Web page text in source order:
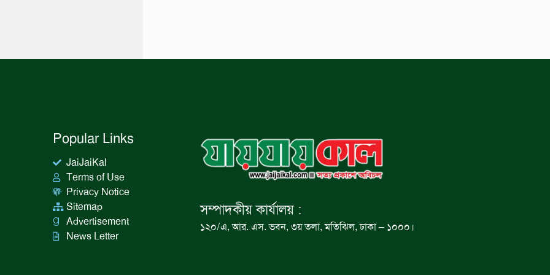
Popular Links
JaiJaiKal
Terms of Use
Privacy Notice
Sitemap
Advertisement
News Letter
সম্পাদকীয় কার্যালয় :
১২০/এ, আর. এস. ভবন, ৩য় তলা, মতিঝিল, ঢাকা – ১০০০।